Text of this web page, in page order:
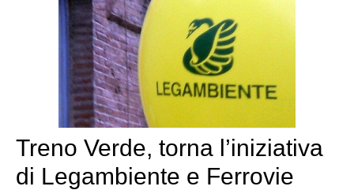
Treno Verde, torna l’iniziativa
di Legambiente e Ferrovie